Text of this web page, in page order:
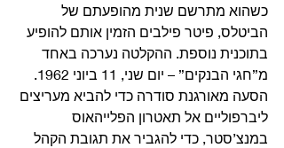
כשהוא מתרשם שנית מהופעתם של
הביטלס, פיטר פילבים הזמין אותם להופיע
בתוכנית נוספת. ההקלטה נערכה באחד
מ”חגי הבנקים” – יום שני, 11 ביוני 1962.
הסעה מאורגנת סודרה כדי להביא מעריצים
ליברפוליים אל תאטרון הפלייהאוס
במנצ’סטר, כדי להגביר את תגובת הקהל